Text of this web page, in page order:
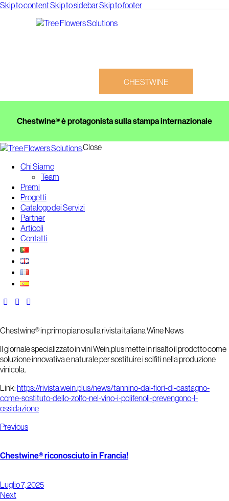
Skip to contentSkip to sidebarSkip to footer
CHESTWINE
Chestwine® è protagonista sulla stampa internazionale
Close
Chi Siamo
Team
Premi
Progetti
Catalogo dei Servizi
Partner
Articoli
Contatti
Chestwine® in primo piano sulla rivista italiana Wine News
Il giornale specializzato in vini Wein.plus mette in risalto il prodotto come
soluzione innovativa e naturale per sostituire i solfiti nella produzione
vinicola.
Link:https://rivista.wein.plus/news/tannino-dai-fiori-di-castagno-
come-sostituto-dello-zolfo-nel-vino-i-polifenoli-prevengono-l-
ossidazione
Previous
Chestwine® riconosciuto in Francia!
Luglio 7, 2025
Next